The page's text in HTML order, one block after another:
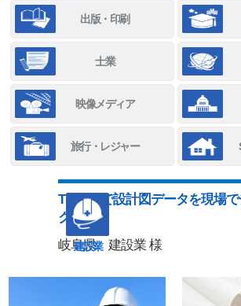
出版・印刷
士業
映像メディア
旅行・レジャー
建設業
TENMAで設計図データを現場
ク！
岐阜県 建設業 様